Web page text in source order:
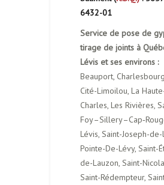
6432-01
Service de pose de
tirage de joints à
Lévis et ses environs :
Beauport,
Cité-Limoilou, La
Charles, Les Rivières,
Lévis, Saint-Joseph-
Pointe-De-Lévy, Saint-
de-Lauzon, Saint-
Saint-Rédempteur,